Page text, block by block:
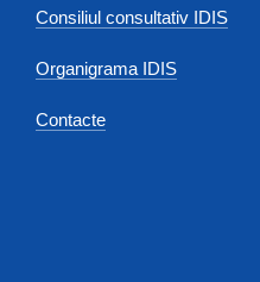
Consiliul consultativ IDIS
Organigrama IDIS
Contacte